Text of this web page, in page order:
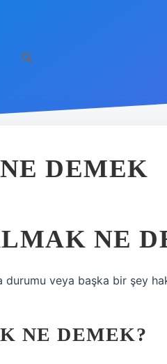
DEMEK
NE
veya başka bir şey
NE DEMEK?